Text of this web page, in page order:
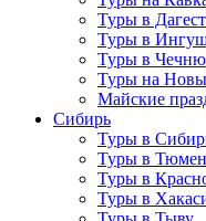
Туры в
Туры в
Туры в Чечню
Туры на
Майские
Сибирь
Туры в
Туры в
Туры в
Туры в